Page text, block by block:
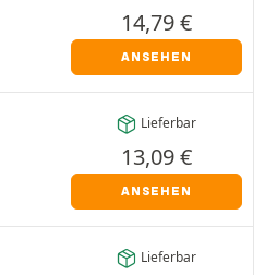
14,79€
ANSEHEN
Lieferbar
13,09€
ANSEHEN
Lieferbar